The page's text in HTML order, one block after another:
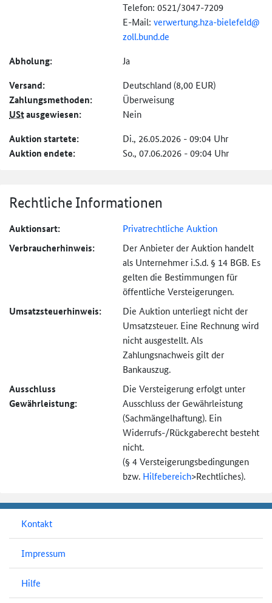
Telefon: 0521/3047-7209
E-Mail: verwertung.hza-bielefeld@
zoll.bund.de
Abholung: Ja
Versand: Deutschland (8,00 EUR)
Zahlungs­methoden: Überweisung
UStausgewiesen: Nein
Auktion startete: Di., 26.05.2026 - 09:04 Uhr
Auktion endete: So., 07.06.2026 - 09:04 Uhr
Rechtliche Informationen
Auktionsart: Privatrechtliche Auktion
Verbraucher­hinweis:
Der Anbieter der Auktion handelt
als Unternehmer i.S.d. § 14 BGB. Es
gelten die Bestimmungen für
öffentliche Versteigerungen.
Umsatzsteuer­hinweis:
Die Auktion unterliegt nicht der
Umsatzsteuer. Eine Rechnung wird
nicht ausgestellt. Als
Zahlungsnachweis gilt der
Bankauszug.
Ausschluss
Gewährleistung:
Die Versteigerung erfolgt unter
Ausschluss der Gewährleistung
(Sachmängel­haftung). Ein
Widerrufs-/Rückgaberecht besteht
nicht.
(§ 4 Versteigerungs­bedingungen
bzw. Hilfebereich>Rechtliches).
Kontakt
Impressum
Hilfe